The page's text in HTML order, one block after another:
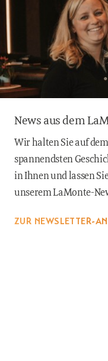
News aus dem
Wir halten Sie auf
spannendsten
in Ihnen und lassen
unserem LaMonte-
ZUR NEWSLETTER-